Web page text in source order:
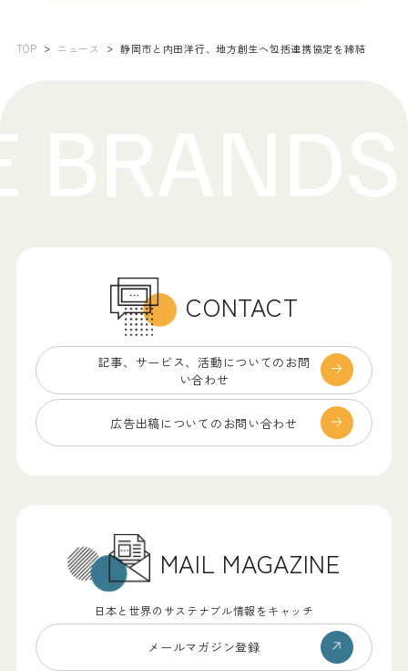
TOP ニュース 静岡市と内田洋行、地方創生へ包括連携協定を締結
CONTACT
記事、サービス、 活動についてのお問
い合わせ
広告出稿についての お問い合わせ
MAIL MAGAZINE
日本と世界のサステナブル情報をキャッチ
メールマガジン登録